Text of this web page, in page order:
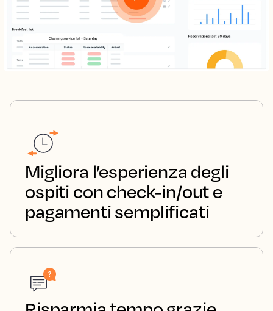
Migliora l’esperienza degli
ospiti con check-in/out e
pagamenti semplificati